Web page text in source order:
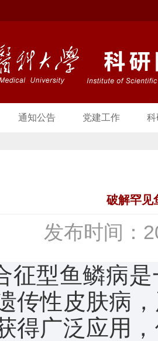
通知公告 党建工作 科
破解罕
发布时间：
征型鱼鳞病
传性皮肤病
得广泛应用